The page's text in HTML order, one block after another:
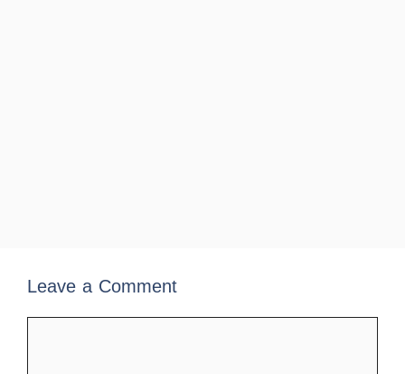
Leave a Comment